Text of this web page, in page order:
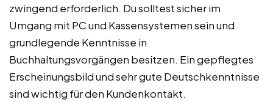
zwingend erforderlich. Du solltest sicher im
Umgang mit PC und Kassensystemen sein und
grundlegende Kenntnisse in
Buchhaltungsvorgängen besitzen. Ein gepflegtes
Erscheinungsbild und sehr gute Deutschkenntnisse
sind wichtig für den Kundenkontakt.